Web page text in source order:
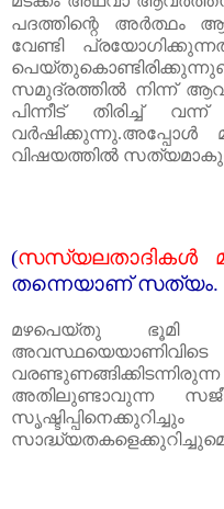
പദത്തിന്റെ അർത്ഥം
വേണ്ടി
സമുദ്രത്തിൽ നിന്ന്
പിന്നീട്‌ തിരിച്ച്‌
വർഷിക്കുന്നു.അപ്പോൾ
വിഷയത്തിൽ
(സസ്യലതാദികൾ
തന്നെയാണ്‌ സത്യം.
മഴപെയ്തു ഭൂമി
അവസ്ഥയെയാണിവിടെ
അതിലുണ്ടാവുന്ന